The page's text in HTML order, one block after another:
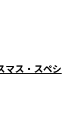
マス・スペシ